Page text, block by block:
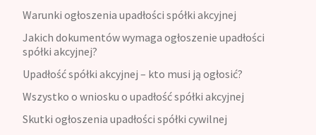
Warunki ogłoszenia upadłości spółki akcyjnej
Jakich dokumentów wymaga ogłoszenie upadłości
spółki akcyjnej?
Upadłość spółki akcyjnej – kto musi ją ogłosić?
Wszystko o wniosku o upadłość spółki akcyjnej
Skutki ogłoszenia upadłości spółki cywilnej